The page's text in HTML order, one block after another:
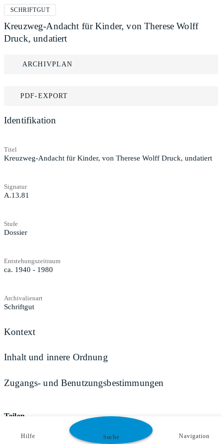
SCHRIFTGUT
Kreuzweg-Andacht für Kinder, von Therese Wolff
Druck, undatiert
ARCHIVPLAN
PDF-EXPORT
Identifikation
Titel
Kreuzweg-Andacht für Kinder, von Therese Wolff Druck, undatiert
Signatur
A.13.81
Stufe
Dossier
Entstehungszeitraum
ca. 1940 - 1980
Archivalienart
Schriftgut
Kontext
Inhalt und innere Ordnung
Zugangs- und Benutzungsbestimmungen
Teilen
Hilfe Suche Navigation